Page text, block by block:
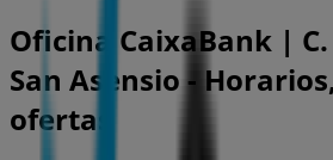
Oficina CaixaBank | C.
San Asensio -
ofertas